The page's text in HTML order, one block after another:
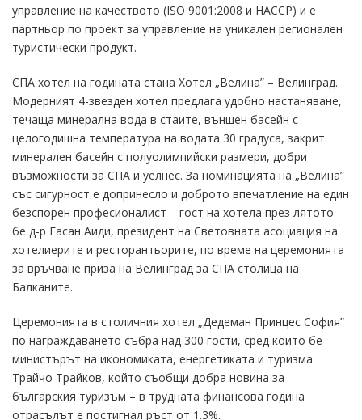
управление на качеството (ISO 9001:2008 и НАССР) и е
партньор по проект за управление на уникален регионален
туристически продукт.
СПА хотел на годината стана Хотел „Велина” – Велинград.
Модерният 4-звезден хотел предлага удобно настаняване,
течаща минерална вода в стаите, външен басейн с
целогодишна температура на водата 30 градуса, закрит
минерален басейн с полуолимпийски размери, добри
възможности за СПА и уелнес. За номинацията на „Велина”
със сигурност е допринесло и доброто впечатление на един
безспорен професионалист – гост на хотела през лятото
бе д-р Гасан Аиди, президент на Световната асоциация на
хотелиерите и ресторантьорите, по време на церемонията
за връчване приза на Велинград за СПА столица на
Балканите.
Церемонията в столичния хотел „Дедеман Принцес София”
по награждаването събра над 300 гости, сред които бе
министърът на икономиката, енергетиката и туризма
Трайчо Трайков, който съобщи добра новина за
българския туризъм – в трудната финансова година
отрасълът е постигнал ръст от 1.3%.